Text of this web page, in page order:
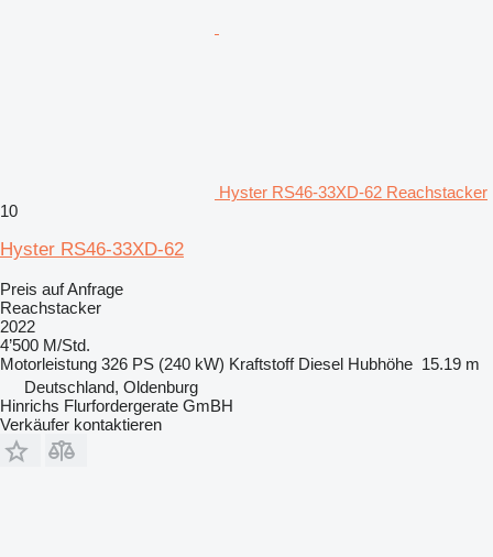
Hyster RS46-33XD-62 Reachstacker
10
Hyster RS46-33XD-62
Preis auf Anfrage
Reachstacker
2022
4’500 M/Std.
Motorleistung 326 PS (240 kW) Kraftstoff Diesel Hubhöhe 15.19 m
Deutschland, Oldenburg
Hinrichs Flurfordergerate GmBH
Verkäufer kontaktieren